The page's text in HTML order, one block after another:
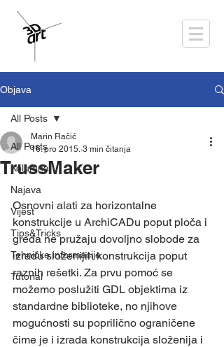
Objava
All Posts
Kolumna
Najava
Vijest
Tips&Tricks
Tehničke informacije
Tutorial
All Posts
TrussMaker
Marin Račić
16. pro 2015. 3 min čitanja
Osnovni alati za horizontalne
konstrukcije u ArchiCADu poput ploča i
greda ne pružaju dovoljno slobode za
izradu složenijih konstrukcija poput
raznih rešetki. Za prvu pomoć se
možemo poslužiti GDL objektima iz
standardne biblioteke, no njihove
mogućnosti su poprilično ograničene
čime je i izrada konstrukcija složenija i